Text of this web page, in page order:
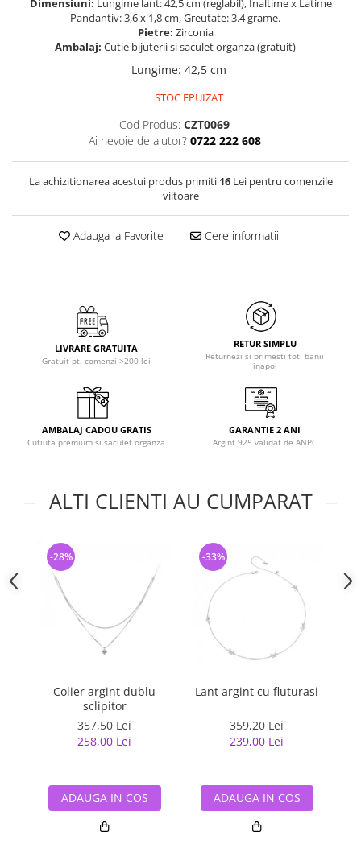
Dimensiuni: Lungime lant: 42,5 cm (reglabil), Inaltime x Latime
Pandantiv: 3,6 x 1,8 cm, Greutate: 3.4 grame.
Pietre: Zirconia
Ambalaj: Cutie bijuterii si saculet organza (gratuit)
Lungime: 42,5 cm
STOC EPUIZAT
Cod Produs: CZT0069
Ai nevoie de ajutor? 0722 222 608
La achizitionarea acestui produs primiti 16Lei pentru comenzile
viitoare
Adauga la Favorite Cere informatii
LIVRARE GRATUITA
Gratuit pt. comenzi >200 lei
RETUR SIMPLU
Returnezi si primesti toti banii
inapoi
AMBALAJ CADOU GRATIS
Cutiuta premium si saculet organza
GARANTIE 2 ANI
Argint 925 validat de ANPC
ALTI CLIENTI AU CUMPARAT
Colier argint dublu
sclipitor
357,50 Lei
258,00 Lei
-28%
ADAUGA IN COS
Lant argint cu fluturasi
359,20 Lei
239,00 Lei
-33%
ADAUGA IN COS